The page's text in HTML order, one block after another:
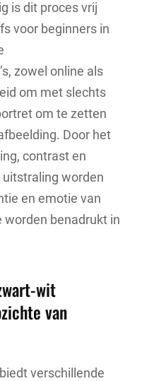
is dit proces vrij
voor beginners in
zowel online als
om met slechts
om te zetten
Door het
contrast en
worden
en emotie van
worden benadrukt in
wit
van
verschillende